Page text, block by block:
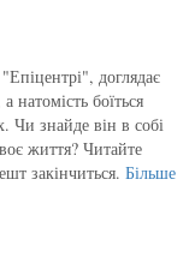
доглядає
натомість боїться
Чи знайде він в собі
життя? Читайте
закінчиться. Більше